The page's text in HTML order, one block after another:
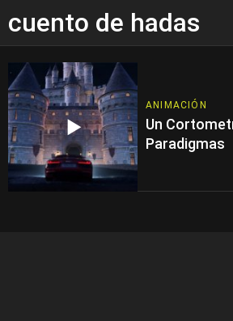
cuento de hadas
ANIMACIÓN
Un
Paradigmas